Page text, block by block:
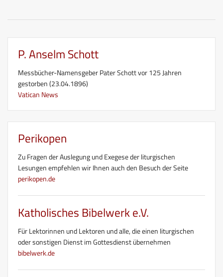
P. Anselm Schott
Messbücher-Namensgeber Pater Schott vor 125 Jahren
gestorben (23.04.1896)
Vatican News
Perikopen
Zu Fragen der Auslegung und Exegese der liturgischen
Lesungen empfehlen wir Ihnen auch den Besuch der Seite
perikopen.de
Katholisches Bibelwerk e.V.
Für Lektorinnen und Lektoren und alle, die einen liturgischen
oder sonstigen Dienst im Gottesdienst übernehmen
bibelwerk.de